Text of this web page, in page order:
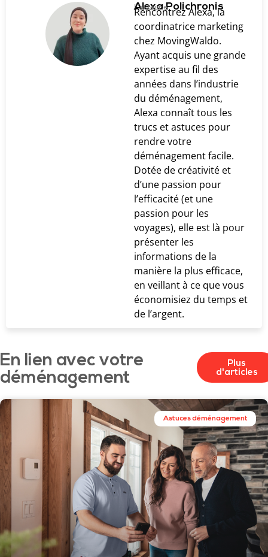
Alexa Polichronis
L'auteur.e
Rencontrez Alexa, la
coordinatrice marketing
chez MovingWaldo.
Ayant acquis une grande
expertise au fil des
années dans l’industrie
du déménagement,
Alexa connaît tous les
trucs et astuces pour
rendre votre
déménagement facile.
Dotée de créativité et
d’une passion pour
l’efficacité (et une
passion pour les
voyages), elle est là pour
présenter les
informations de la
manière la plus efficace,
en veillant à ce que vous
économisiez du temps et
de l’argent.
En lien avec votre
déménagement
Plus
d'articles
Astuces déménagement